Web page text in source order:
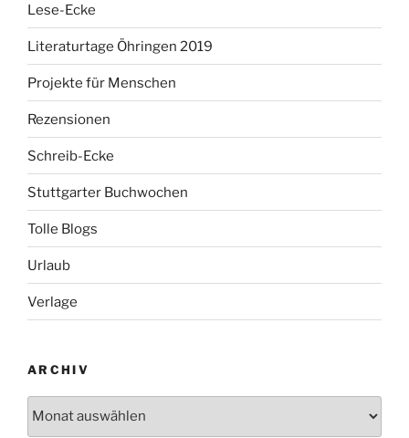
Lese-Ecke
Literaturtage Öhringen 2019
Projekte für Menschen
Rezensionen
Schreib-Ecke
Stuttgarter Buchwochen
Tolle Blogs
Urlaub
Verlage
ARCHIV